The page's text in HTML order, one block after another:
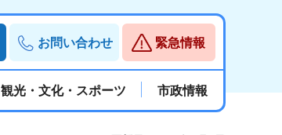
お問い合わせ 緊急情報
観光・文化・スポーツ 市政情報